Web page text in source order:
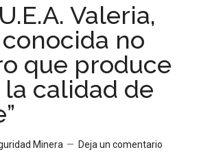
Valeria,
no
que produce
calidad de
Minera Deja un comentario